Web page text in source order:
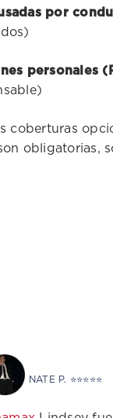
por
personales
coberturas
obligatorias,
NATE P. ⭐⭐⭐⭐⭐